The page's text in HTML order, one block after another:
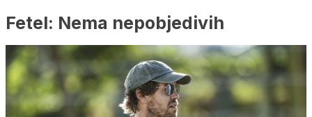
Fetel: Nema nepobjedivih